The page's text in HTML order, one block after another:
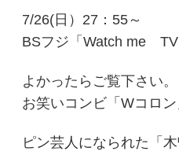
7/26(日）27：55～
BSフジ「Watch me TV
よかったらご覧下さい
お笑いコンビ「Wコロン
ピン芸人になられた「